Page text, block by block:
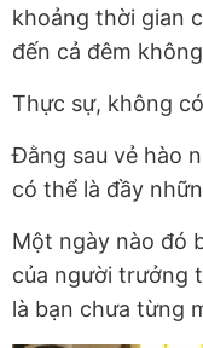
khoảng thời gian
đến cả đêm
Thực sự, không
Đằng sau vẻ hào
có thể là đầy
Một ngày nào đó
của người trưởng
là bạn chưa từng